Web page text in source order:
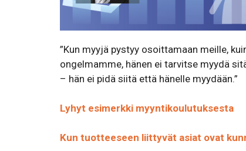
”Kun myyjä pystyy osoittamaan meille,
ongelmamme, hänen ei tarvitse myydä
– hän ei pidä siitä että hänelle myydään.”
Lyhyt esimerkki myyntikoulutuksesta
Kun tuotteeseen liittyvät asiat ovat